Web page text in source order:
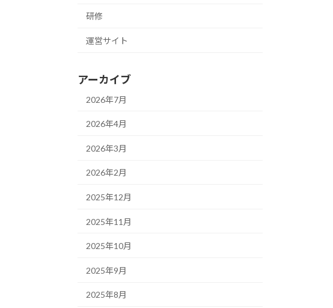
研修
運営サイト
アーカイブ
2026年7月
2026年4月
2026年3月
2026年2月
2025年12月
2025年11月
2025年10月
2025年9月
2025年8月